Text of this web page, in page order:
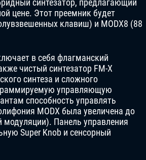
синтезатор, предлагающий
цене. Этот преемник будет
клавиш) и MODX8 (88
в себя флагманский
чистый синтезатор FM-X
синтеза и сложного
управляющую
способность управлять
MODX была увеличена до
модуляции). Панель управления
Super Knob и сенсорный